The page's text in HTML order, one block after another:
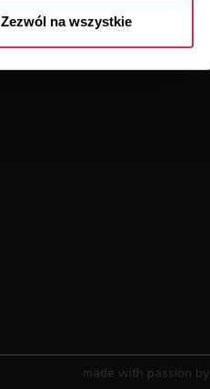
Zezwól na wszystkie
made with passion by